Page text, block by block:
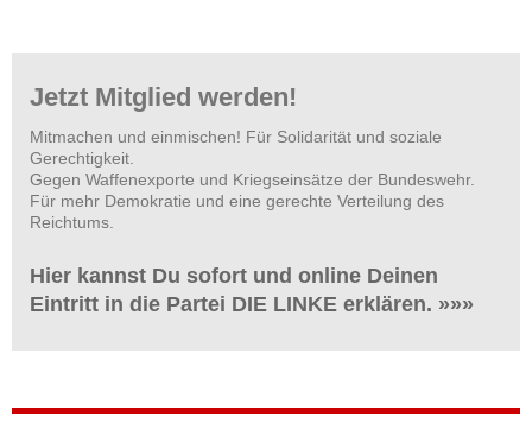
Jetzt Mitglied werden!
Mitmachen und einmischen! Für Solidarität und soziale
Gerechtigkeit.
Gegen Waffenexporte und Kriegseinsätze der Bundeswehr.
Für mehr Demokratie und eine gerechte Verteilung des
Reichtums.
Hier kannst Du sofort und online Deinen
Eintritt in die Partei DIE LINKE erklären. »»»